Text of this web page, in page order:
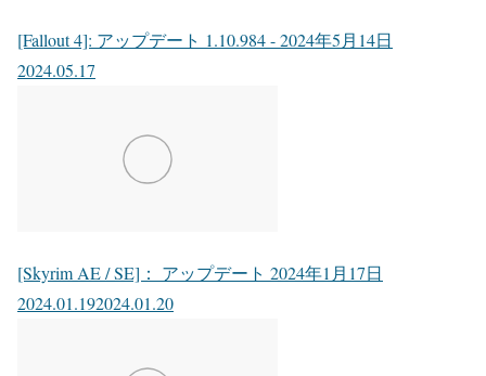
[Fallout 4]: アップデート 1.10.984 - 2024年5月14日
2024.05.17
[Skyrim AE / SE]： アップデート 2024年1月17日
2024.01.192024.01.20